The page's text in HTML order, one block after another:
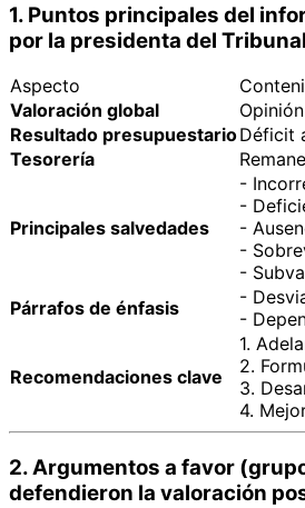
1. Puntos principales del
por la presidenta del
Aspecto
Valoración global
Opinión
Resultado presupuestarioDéficit
Tesorería
Principales salvedades
-
-
-
-
-
Párrafos de énfasis
-
-
Recomendaciones clave
1.
2.
3.
4.
2. Argumentos a favor
defendieron la valoración